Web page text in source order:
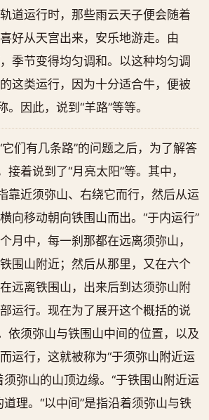
道运行时，那些雨云天子便会随着
好从天宫出来，安乐地游走。由
季节变得均匀调和。以这种均匀调
这类运行，因为十分适合牛，便被
。因此，说到“羊路”等等。
们有几条路”的问题之后，为了解答
接着说到了“月亮太阳”等。其中，
靠近须弥山、右绕它而行，然后从运
向移动朝向铁围山而出。“于内运行”
月中，每一刹那都在远离须弥山，
围山附近；然后从那里，又在六个
远离铁围山，出来后到达须弥山附
运行。现在为了展开这个概括的说
依须弥山与铁围山中间的位置，以及
运行，这就被称为“于须弥山附近运
须弥山的山顶边缘。“于铁围山附近运
理。“以中间”是指沿着须弥山与铁